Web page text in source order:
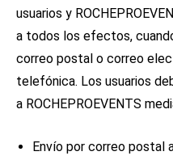
usuarios y
a todos los efectos,
correo postal o correo
telefónica. Los usuarios
a ROCHEPROEVENTS
Envío por correo postal